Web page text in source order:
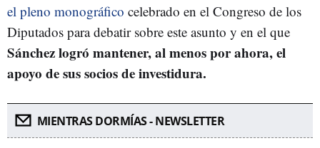
el pleno monográfico celebrado en el Congreso de los
Diputados para debatir sobre este asunto y en el que
Sánchez logró mantener, al menos por ahora, el
apoyo de sus socios de investidura.
MIENTRAS DORMÍAS - NEWSLETTER